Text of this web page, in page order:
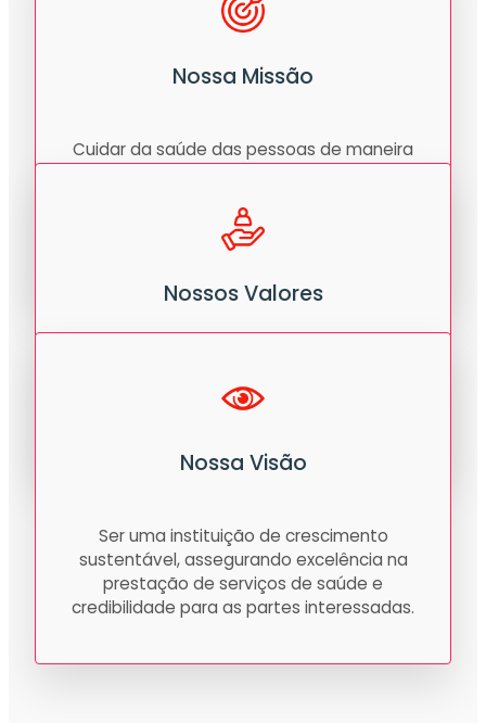
Nossa Missão
Cuidar da saúde das pessoas de maneira
sustentável, gerando valor para todos os
envolvidos.
Nossos Valores
inovação, melhoria contínua, otimismo,
respeito, sustentabilidade e transparência.
Nossa Visão
Ser uma instituição de crescimento
sustentável, assegurando excelência na
prestação de serviços de saúde e
credibilidade para as partes interessadas.